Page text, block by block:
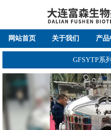
网站首页 关于我们 产
GFSYTP系